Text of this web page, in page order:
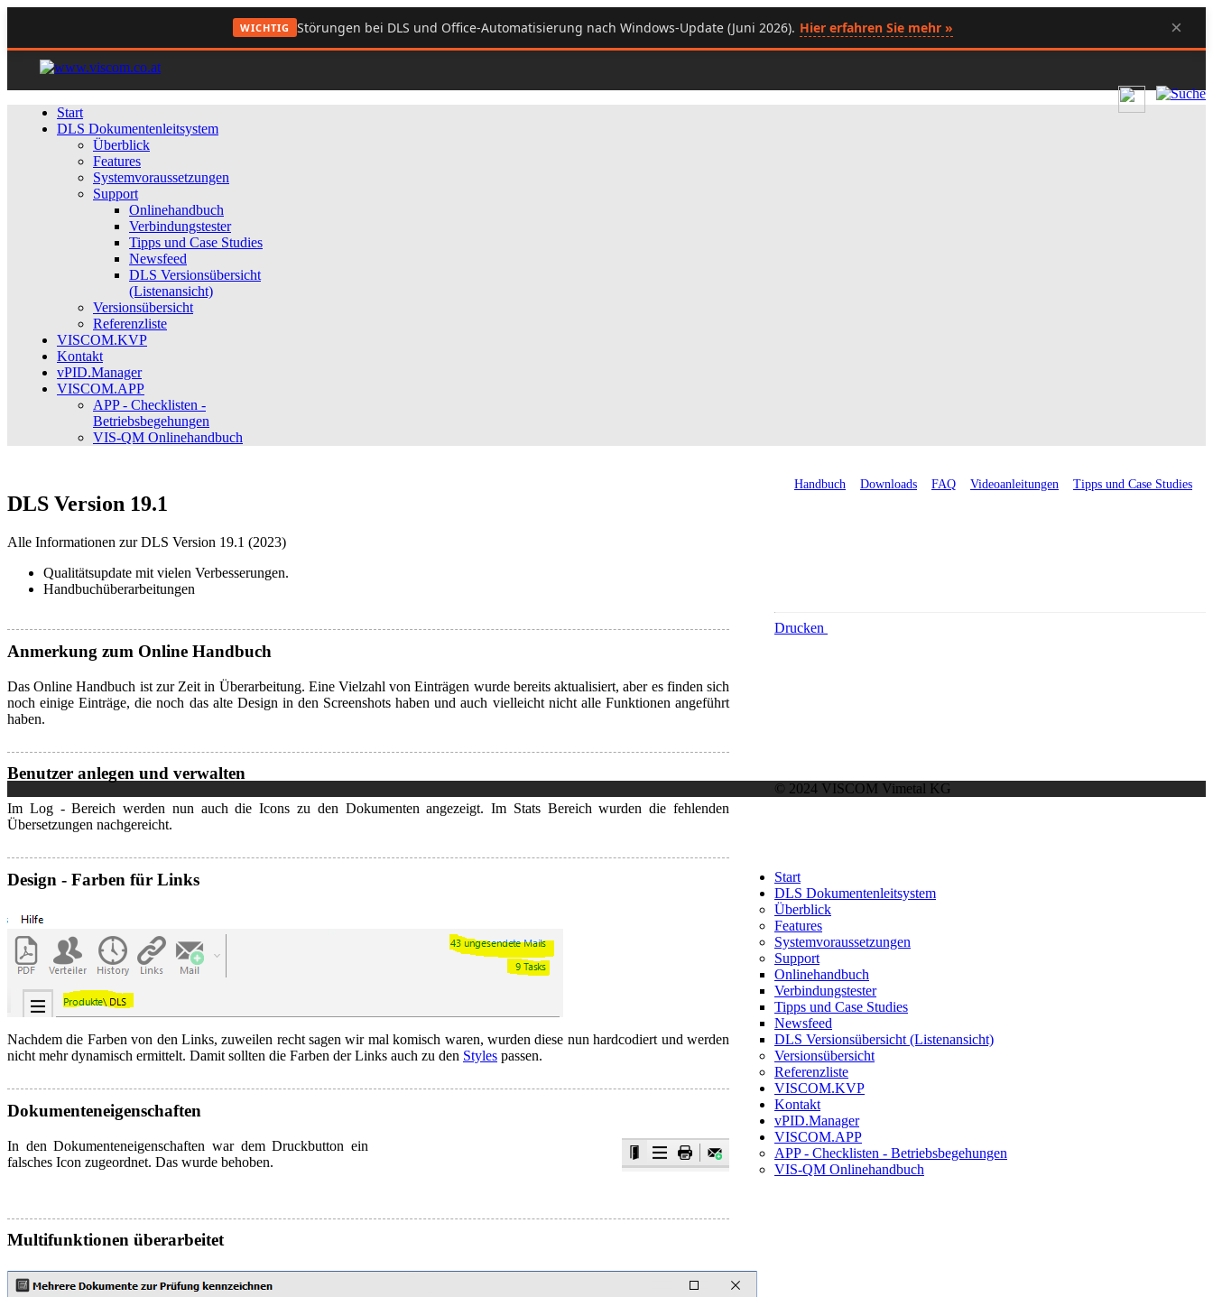
WICHTIG Störungen bei DLS und Office-Automatisierung nach Windows-Update (Juni 2026). Hier erfahren Sie mehr » ×
Start
DLS Dokumentenleitsystem
Überblick
Features
Systemvoraussetzungen
Support
Onlinehandbuch
Verbindungstester
Tipps und Case Studies
Newsfeed
DLS Versionsübersicht
(Listenansicht)
Versionsübersicht
Referenzliste
VISCOM.KVP
Kontakt
vPID.Manager
VISCOM.APP
APP - Checklisten -
Betriebsbegehungen
VIS-QM Onlinehandbuch
Handbuch Downloads FAQ Videoanleitungen Tipps und Case Studies
DLS Version 19.1
Alle Informationen zur DLS Version 19.1 (2023)
Qualitätsupdate mit vielen Verbesserungen.
Handbuchüberarbeitungen
Anmerkung zum Online Handbuch
Das Online Handbuch ist zur Zeit in Überarbeitung. Eine Vielzahl von Einträgen wurde bereits aktualisiert, aber es finden sich
noch einige Einträge, die noch das alte Design in den Screenshots haben und auch vielleicht nicht alle Funktionen angeführt
haben.
Benutzer anlegen und verwalten
Im Log - Bereich werden nun auch die Icons zu den Dokumenten angezeigt. Im Stats Bereich wurden die fehlenden
Übersetzungen nachgereicht.
Design - Farben für Links
Nachdem die Farben von den Links, zuweilen recht sagen wir mal komisch waren, wurden diese nun hardcodiert und werden
nicht mehr dynamisch ermittelt. Damit sollten die Farben der Links auch zu den Styles passen.
Dokumenteneigenschaften
In den Dokumenteneigenschaften war dem Druckbutton ein
falsches Icon zugeordnet. Das wurde behoben.
Multifunktionen überarbeitet
Drucken
© 2024 VISCOM Vimetal KG
Start
DLS Dokumentenleitsystem
Überblick
Features
Systemvoraussetzungen
Support
Onlinehandbuch
Verbindungstester
Tipps und Case Studies
Newsfeed
DLS Versionsübersicht (Listenansicht)
Versionsübersicht
Referenzliste
VISCOM.KVP
Kontakt
vPID.Manager
VISCOM.APP
APP - Checklisten - Betriebsbegehungen
VIS-QM Onlinehandbuch